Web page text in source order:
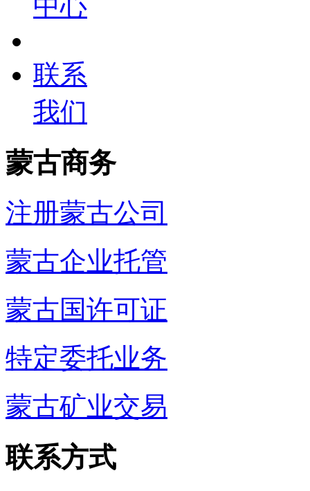
联系
我们
蒙古商务
注册蒙古公司
蒙古企业托管
蒙古国许可证
特定委托业务
蒙古矿业交易
联系方式